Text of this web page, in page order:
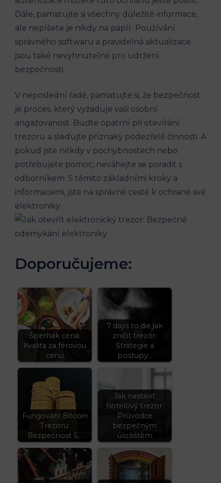
Dále, pamatujte si všechny důležité informace,
ale nepíšete je nikdy na papír. Používání
správného softwaru a pravidelná aktualizace
jsou také nevyhnutelné pro udržení
bezpečnosti.
V neposlední řadě, pamatujte si, že bezpečnost
je proces, který vyžaduje vaši osobní
angažovanost. Buďte opatrní při otevírání
trezoru a sledujte příznaky podezřelé činnosti. A
pokud jste někdy v pochybnostech nebo
potřebujete pomoc, neváhejte se poradit s
odborníkem. S těmito základními kroky a
informacemi, jste na správné cestě k ochraně své
elektroniky.
Doporučujeme:
Šperhák cena:
Kvalita za férovou
cenu
7 days to die jak
zničit trezor:
Strategie a
postupy…
Fungování Bitcoin
Trezoru:
Bezpečnost S…
Jak nastavit
hotelový trezor:
Průvodce
bezpečným
úložištěm